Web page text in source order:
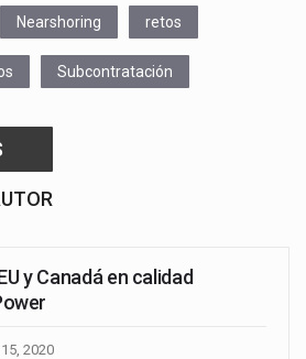
Nearshoring retos
Subcontratación
y Canadá en calidad
2020